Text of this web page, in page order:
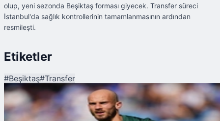
olup, yeni sezonda Beşiktaş forması giyecek. Transfer süreci
İstanbul'da sağlık kontrollerinin tamamlanmasının ardından
resmileşti.
Etiketler
#Beşiktaş#Transfer
Şu An Okunan